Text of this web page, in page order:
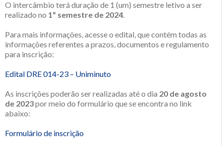
O intercâmbio terá duração de 1 (um) semestre letivo a ser
realizado no 1º semestre de 2024
Para mais informações, acesse o edital, que contém todas as
informações referentes a prazos, documentos e regulamento
para inscrição:
Edital DRE 014-23 – Uniminuto
As inscrições poderão ser realizadas até o dia 20 de agosto
de 2023por meio do formulário que se encontra no link
abaixo:
Formulário de inscrição